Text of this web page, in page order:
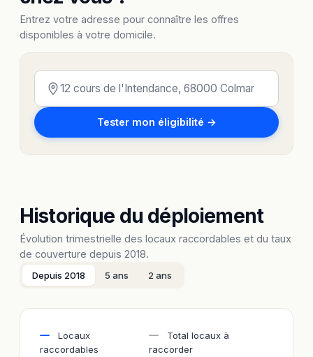
Entrez votre adresse pour connaître les offres
disponibles à votre domicile.
Tester mon éligibilité →
Historique du déploiement
Évolution trimestrielle des locaux raccordables et du taux
de couverture depuis 2018.
Depuis 2018 5 ans 2 ans
Locaux
raccordables
Total locaux à
raccorder